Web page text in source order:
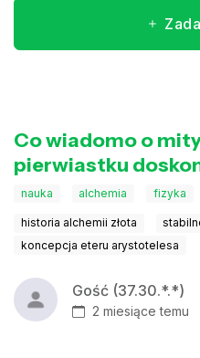
Co wiadomo o
pierwiastku
nauka alchemia fizyka
historia alchemii złota
koncepcja eteru arystotelesa
Gość (37.30.*.*)
2 miesiące temu